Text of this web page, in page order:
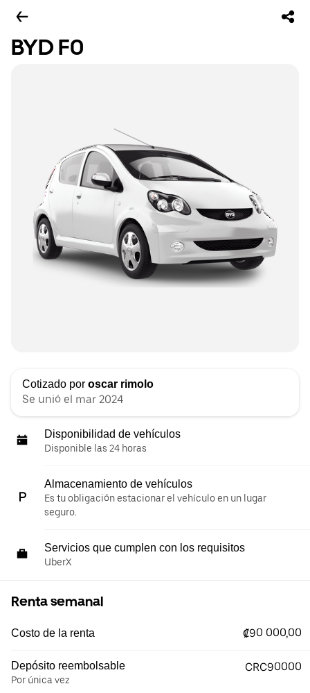
BYD F0
Cotizado por oscar rimolo
Se unió el mar 2024
Disponibilidad de vehículos
Disponible las 24 horas
Almacenamiento de vehículos
Es tu obligación estacionar el vehículo en un lugar
seguro.
Servicios que cumplen con los requisitos
UberX
Renta semanal
Costo de la renta ₡90 000,00
Depósito reembolsable
Por única vez
CRC90000